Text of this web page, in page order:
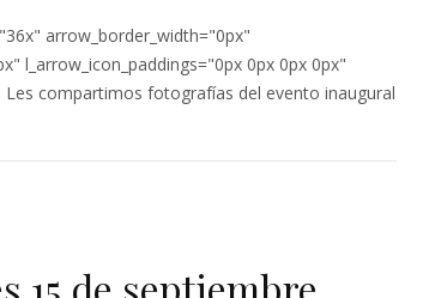
arrow_border_width="0px"
l_arrow_icon_paddings="0px 0px 0px 0px"
Les compartimos fotografías del evento inaugural